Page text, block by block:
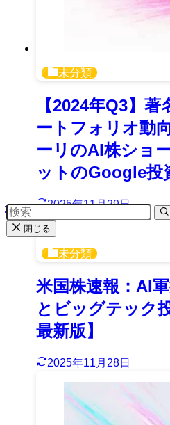
未分類
【2024年Q3】
ートフォリオ動
ーリのAI株ショ
ットのGoogle投
2025年11月29日
未分類
米国株速報：AI
とビッグテック
最新版】
2025年11月28日
閉じる